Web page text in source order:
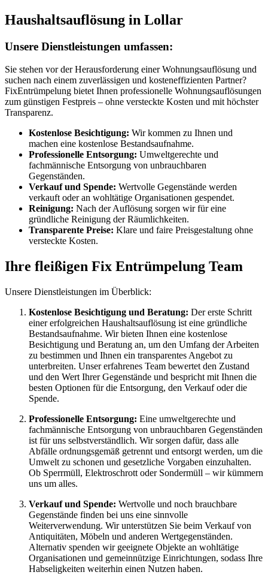
Haushaltsauflösung in Lollar
Unsere Dienstleistungen umfassen:
Sie stehen vor der Herausforderung einer Wohnungsauflösung und
suchen nach einem zuverlässigen und kosteneffizienten Partner?
FixEntrümpelung bietet Ihnen professionelle Wohnungsauflösungen
zum günstigen Festpreis – ohne versteckte Kosten und mit höchster
Transparenz.
Kostenlose Besichtigung: Wir kommen zu Ihnen und
machen eine kostenlose Bestandsaufnahme.
Professionelle Entsorgung: Umweltgerechte und
fachmännische Entsorgung von unbrauchbaren
Gegenständen.
Verkauf und Spende: Wertvolle Gegenstände werden
verkauft oder an wohltätige Organisationen gespendet.
Reinigung: Nach der Auflösung sorgen wir für eine
gründliche Reinigung der Räumlichkeiten.
Transparente Preise: Klare und faire Preisgestaltung ohne
versteckte Kosten.
Ihre fleißigen Fix Entrümpelung Team
Unsere Dienstleistungen im Überblick:
Kostenlose Besichtigung und Beratung: Der erste Schritt
einer erfolgreichen Haushaltsauflösung ist eine gründliche
Bestandsaufnahme. Wir bieten Ihnen eine kostenlose
Besichtigung und Beratung an, um den Umfang der Arbeiten
zu bestimmen und Ihnen ein transparentes Angebot zu
unterbreiten. Unser erfahrenes Team bewertet den Zustand
und den Wert Ihrer Gegenstände und bespricht mit Ihnen die
besten Optionen für die Entsorgung, den Verkauf oder die
Spende.
Professionelle Entsorgung: Eine umweltgerechte und
fachmännische Entsorgung von unbrauchbaren Gegenständen
ist für uns selbstverständlich. Wir sorgen dafür, dass alle
Abfälle ordnungsgemäß getrennt und entsorgt werden, um die
Umwelt zu schonen und gesetzliche Vorgaben einzuhalten.
Ob Sperrmüll, Elektroschrott oder Sondermüll – wir kümmern
uns um alles.
Verkauf und Spende: Wertvolle und noch brauchbare
Gegenstände finden bei uns eine sinnvolle
Weiterverwendung. Wir unterstützen Sie beim Verkauf von
Antiquitäten, Möbeln und anderen Wertgegenständen.
Alternativ spenden wir geeignete Objekte an wohltätige
Organisationen und gemeinnützige Einrichtungen, sodass Ihre
Habseligkeiten weiterhin einen Nutzen haben.